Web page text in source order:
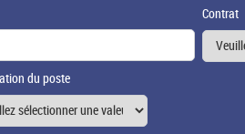
Contrat
du poste